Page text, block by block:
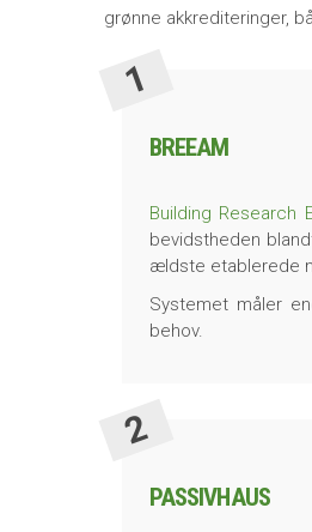
grønne akkrediteringer,
BREEAM
Building Research
bevidstheden
ældste etablerede
Systemet måler
behov.
PASSIVHAUS